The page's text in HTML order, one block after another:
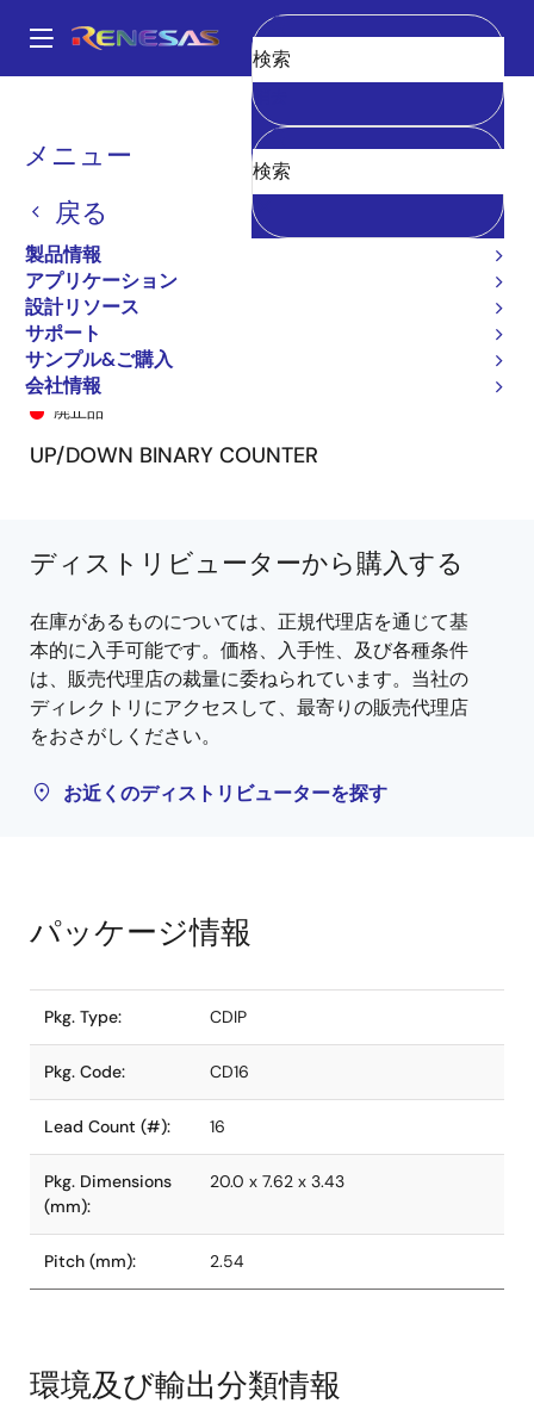
ン
Main
navigation
メニュー
戻る
製品情報
アプリケーション
設計リソース
サポート
サンプル&ご購入
会社情報
消去
パ
く
ず
74FCT191
54FCT191ADB
廃止品
UP/DOWN BINARY COUNTER
ディストリビューターから購入する
在庫があるものについては、正規代理店を通じて基
本的に入手可能です。価格、入手性、及び各種条件
は、販売代理店の裁量に委ねられています。当社の
ディレクトリにアクセスして、最寄りの販売代理店
をおさがしください。
お近くのディストリビューターを探す
パッケージ情報
Pkg. Type: CDIP
Pkg. Code: CD16
Lead Count (#): 16
Pkg. Dimensions
(mm):
20.0 x 7.62 x 3.43
Pitch (mm): 2.54
環境及び輸出分類情報